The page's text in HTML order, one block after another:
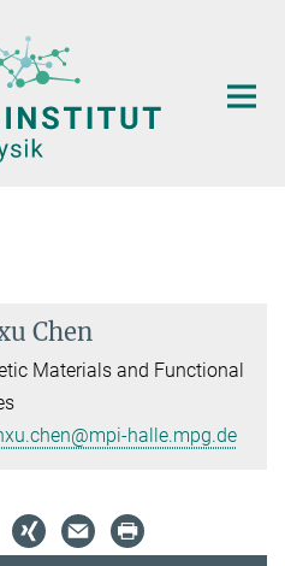
Chen
Materials and Functional
halle.mpg.de